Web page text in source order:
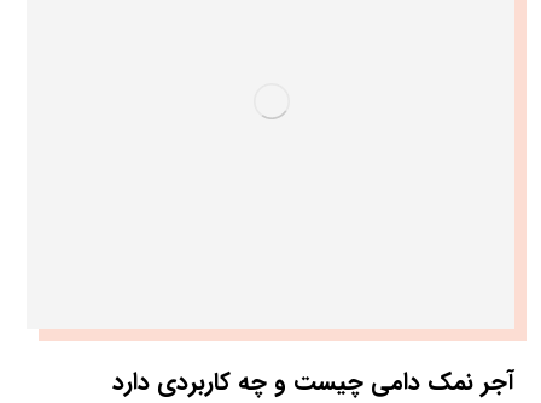
آجر نمک دامی چیست و چه کاربردی دارد